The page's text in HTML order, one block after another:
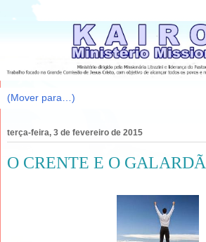
terça-feira, 3 de fevereiro de 2015
O CRENTE E O